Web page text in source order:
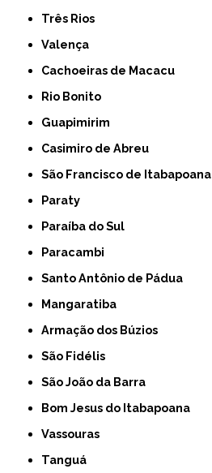
Três Rios
Valença
Cachoeiras de Macacu
Rio Bonito
Guapimirim
Casimiro de Abreu
São Francisco de Itabapoana
Paraty
Paraíba do Sul
Paracambi
Santo Antônio de Pádua
Mangaratiba
Armação dos Búzios
São Fidélis
São João da Barra
Bom Jesus do Itabapoana
Vassouras
Tanguá